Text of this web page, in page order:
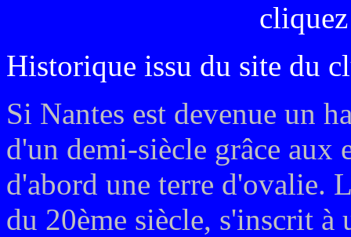
Historique issu du site du
Si Nantes est devenue un
d'un demi-siècle grâce aux
d'abord une terre d'ovalie.
du 20ème siècle, s'inscrit